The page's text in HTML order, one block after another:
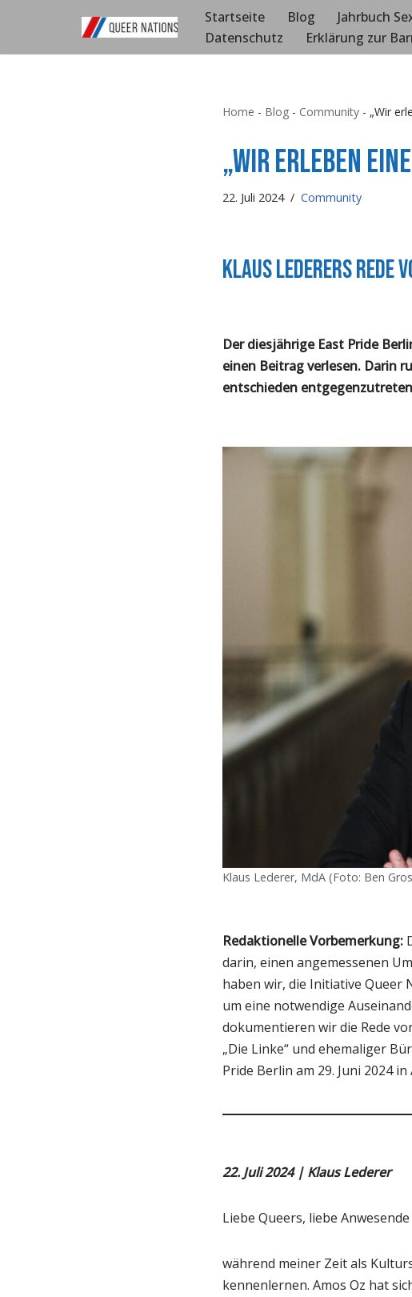
Startseite Blog Jahrbuch
Datenschutz
Erklärung zur
Home - Blog- Community- „Wir
„Wir erleben
22. Juli 2024 Community
Klaus Lederers Rede
Der diesjährige East Pride
einen Beitrag verlesen. Darin
entschieden
Klaus Lederer, MdA (Foto: Ben
Redaktionelle Vorbemerkung:
darin, einen angemessenen
haben wir, die Initiative Queer
um eine notwendige
dokumentieren wir die Rede
„Die Linke“ und ehemaliger
Pride Berlin am 29. Juni 2024
22. Juli 2024 | Klaus Lederer
Liebe Queers, liebe Anwesende
während meiner Zeit als
kennenlernen. Amos Oz hat